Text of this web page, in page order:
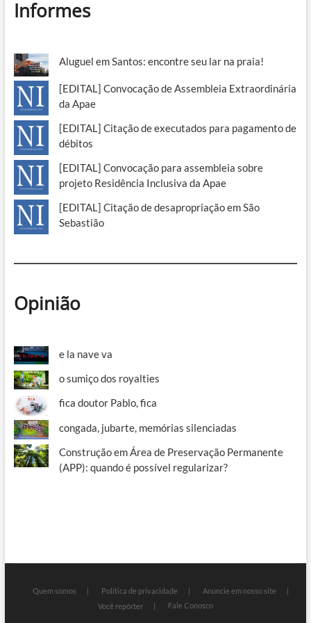
Informes
Aluguel em Santos: encontre seu lar na praia!
[EDITAL] Convocação de Assembleia Extraordinária
da Apae
[EDITAL] Citação de executados para pagamento de
débitos
[EDITAL] Convocação para assembleia sobre
projeto Residência Inclusiva da Apae
[EDITAL] Citação de desapropriação em São
Sebastião
Opinião
e la nave va
o sumiço dos royalties
fica doutor Pablo, fica
congada, jubarte, memórias silenciadas
Construção em Área de Preservação Permanente
(APP): quando é possível regularizar?
Quem somos Política de privacidade
Anuncie em nosso site
Você repórter
Fale Conosco